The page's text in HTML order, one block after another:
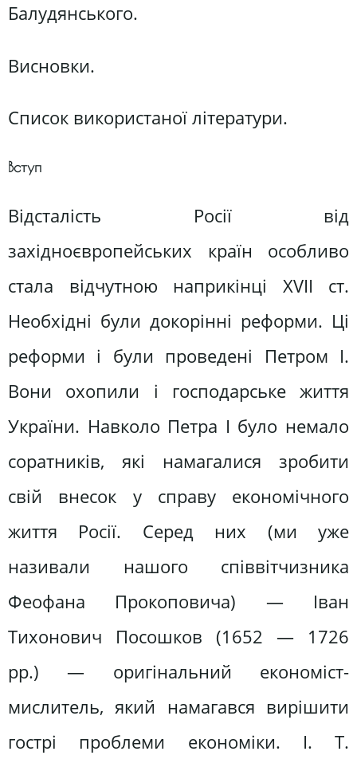
Балудянського.
Висновки.
Список використаної літератури.
Вступ
Відсталість Росії від
західноєвропейських країн особливо
стала відчутною наприкінці XVII ст.
Необхідні були докорінні реформи. Ці
реформи і були проведені Петром І.
Вони охопили і господарське життя
України. Навколо Петра І було немало
соратників, які намагалися зробити
свій внесок у справу економічного
життя Росії. Серед них (ми уже
називали нашого співвітчизника
Феофана Прокоповича) — Іван
Тихонович Посошков (1652 — 1726
pp.) — оригінальний економіст-
мислитель, який намагався вирішити
гострі проблеми економіки. І. Т.